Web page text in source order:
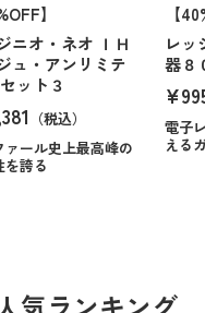
】
ニオ・ネオ ＩＨ
ュ・アンリミテ
ット３
（税込）
ァール史上最高峰の
を誇る
【
レッ
器８
電子
える